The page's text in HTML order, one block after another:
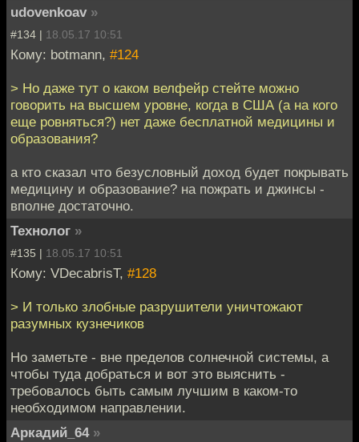
udovenkoav »
#134 | 18.05.17 10:51
Кому: botmann, #124
> Но даже тут о каком велфейр стейте можно
говорить на высшем уровне, когда в США (а на кого
еще ровняться?) нет даже бесплатной медицины и
образования?
а кто сказал что безусловный доход будет покрывать
медицину и образование? на пожрать и джинсы -
вполне достаточно.
Технолог »
#135 | 18.05.17 10:51
Кому: VDecabrisT, #128
> И только злобные разрушители уничтожают
разумных кузнечиков
Но заметьте - вне пределов солнечной системы, а
чтобы туда добраться и вот это выяснить -
требовалось быть самым лучшим в каком-то
необходимом направлении.
Аркадий_64 »